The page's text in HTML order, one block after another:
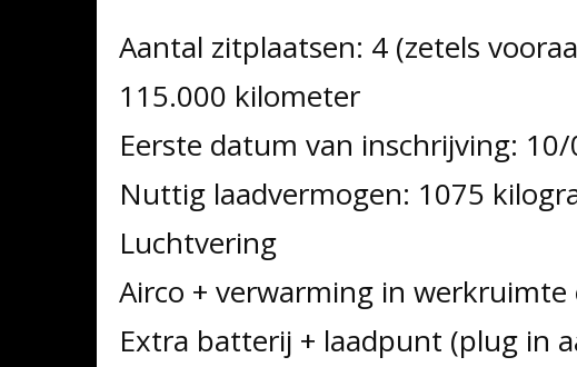
Aantal zitplaatsen: 4 (zetels
115.000 kilometer
Eerste datum van inschrijving:
Nuttig laadvermogen: 1075
Luchtvering
Airco + verwarming in
Extra batterij + laadpunt (plug in